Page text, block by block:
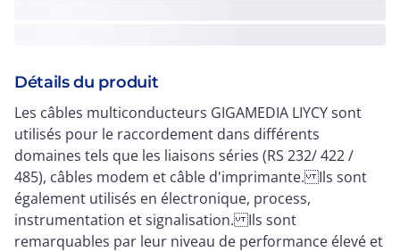
Détails du produit
Les câbles multiconducteurs GIGAMEDIA LIYCY sont
utilisés pour le raccordement dans différents
domaines tels que les liaisons séries (RS 232/ 422 /
485), câbles modem et câble d'imprimante. Ils sont
également utilisés en électronique, process,
instrumentation et signalisation. Ils sont
remarquables par leur niveau de performance élevé et